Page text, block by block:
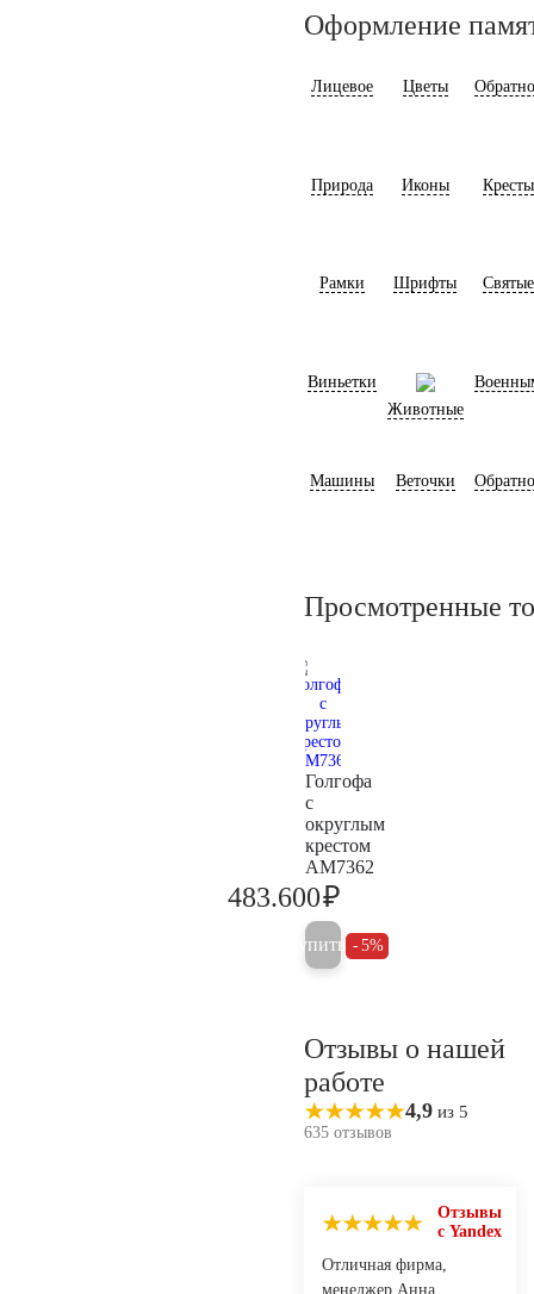
Оформление
Лицевое Цветы
Природа Иконы Кресты
Рамки Шрифты Святые
Виньетки
Животные
Машины Веточки
Просмотренные
Голгофа
с
округлым
крестом
AM7362
483.600₽
Купить 5%
Отзывы о нашей
работе
4,9 из 5
635 отзывов
Отзывы
с Yandex
Отличная фирма,
менеджер Анна